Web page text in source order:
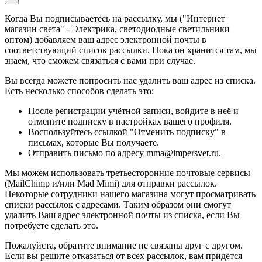
Когда Вы подписываетесь на рассылку, мы ("Интернет
магазин света" - Электрика, светодиодные светильники
оптом) добавляем ваш адрес электронной почты в
соответствующий список рассылки. Пока он хранится там, мы
знаем, что сможем связаться с вами при случае.
Вы всегда можете попросить нас удалить ваш адрес из списка.
Есть несколько способов сделать это:
После регистрации учётной записи, войдите в неё и
отмените подписку в настройках вашего профиля.
Воспользуйтесь ссылкой "Отменить подписку" в
письмах, которые Вы получаете.
Отправить письмо по адресу mma@impersvet.ru.
Мы можем использовать третьесторонние почтовые сервисы
(MailChimp и/или Mad Mimi) для отправки рассылок.
Некоторые сотрудники нашего магазина могут просматривать
списки рассылок с адресами. Таким образом они смогут
удалить Ваш адрес электронной почты из списка, если Вы
потребуете сделать это.
Пожалуйста, обратите внимание не связаны друг с другом.
Если вы решите отказаться от всех рассылок, вам придётся